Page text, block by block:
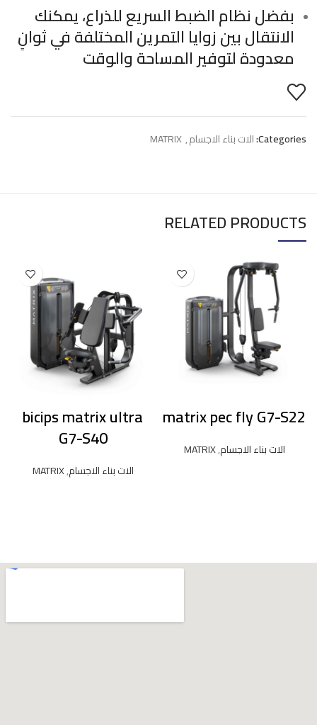
بفضل نظام الضبط السريع للذراع، يمكنك
الانتقال بين زوايا التمرين المختلفة في ثوانٍ
معدودة لتوفير المساحة والوقت
Categories: الات بناء الاجسام,
MATRIX
RELATED PRODUCTS
matrix pec fly G7-S22
الات بناء الاجسام,
MATRIX
bicips matrix ultra
G7-S40
الات بناء الاجسام,
MATRIX